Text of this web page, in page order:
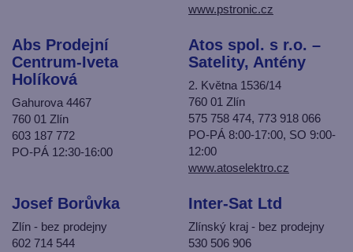
www.pstronic.cz
Abs Prodejní
Centrum-Iveta
Holíková
Gahurova 4467
760 01 Zlín
603 187 772
PO-PÁ 12:30-16:00
Atos spol. s r.o. –
Satelity, Antény
2. Května 1536/14
760 01 Zlín
575 758 474, 773 918 066
PO-PÁ 8:00-17:00, SO 9:00-
12:00
www.atoselektro.cz
Josef Borůvka
Zlín - bez prodejny
602 714 544
Inter-Sat Ltd
Zlínský kraj - bez prodejny
530 506 906